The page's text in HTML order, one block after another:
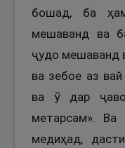
бошад, ба
мешаванд ва
ҷудо мешаванд
ва зебое аз
ва ӯ дар
метарсам». Ва
медиҳад,